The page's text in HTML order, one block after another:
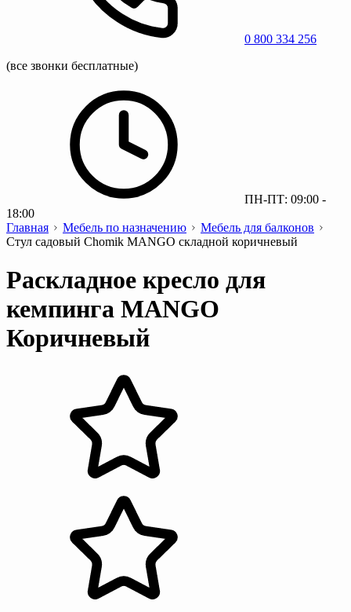
0 800 334 256
(все звонки бесплатные)
ПН-ПТ: 09:00 -
18:00
Главная
Мебель по назначению
Мебель для балконов
Стул садовый Chomik MANGO складной коричневый
Раскладное кресло для
кемпинга MANGO
Коричневый